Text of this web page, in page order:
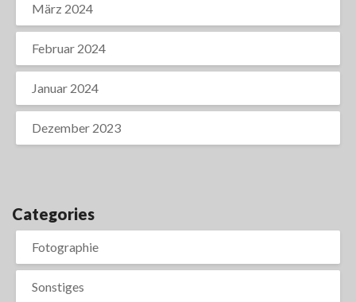
März 2024
Februar 2024
Januar 2024
Dezember 2023
Categories
Fotographie
Sonstiges